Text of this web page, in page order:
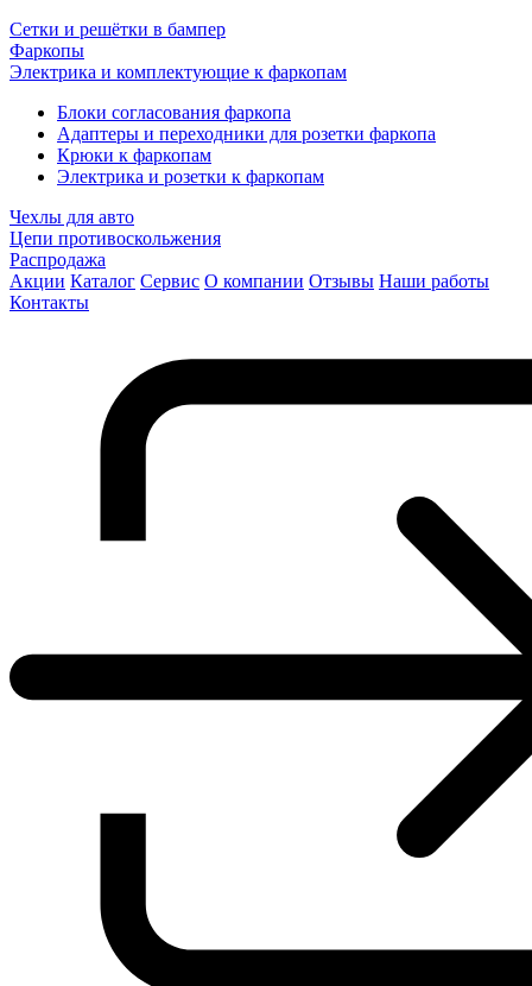
Сетки и решётки в бампер
Фаркопы
Электрика и комплектующие к фаркопам
Блоки согласования фаркопа
Адаптеры и переходники для розетки фаркопа
Крюки к фаркопам
Электрика и розетки к фаркопам
Чехлы для авто
Цепи противоскольжения
Распродажа
Акции Каталог Сервис О компании Отзывы Наши работы
Контакты